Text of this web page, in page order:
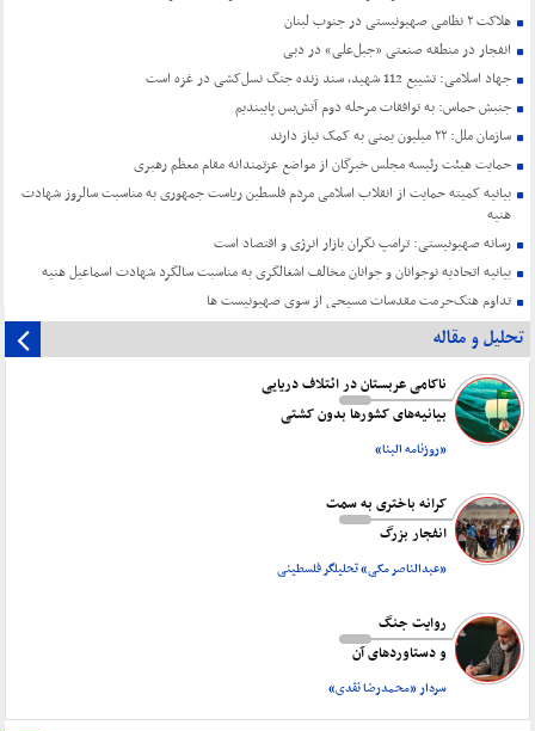
هلاکت ۲ نظامی صهیونیستی در جنوب لبنان
انفجار در منطقه صنعتی «جبل‌علی» در دبی
جهاد اسلامی: تشییع 112 شهید، سند زنده جنگ نسل‌کشی در غزه است
جنبش حماس: به توافقات مرحله دوم آتش‌بس پایبندیم
سازمان ملل: ۲۲ میلیون یمنی به کمک نیاز دارند
حمایت هیئت رئیسه مجلس خبرگان از مواضع عزتمندانه مقام معظم رهبری
بیانیه کمیته حمایت از انقلاب اسلامی مردم فلسطین ریاست جمهوری به مناسبت سالروز شهادت
هنیه
رسانه صهیونیستی: ترامپ نگران بازار انرژی و اقتصاد است
بیانیه اتحادیه نوجوانان و جوانان مخالف اشغالگری به مناسبت سالگرد شهادت اسماعیل هنیه
تداوم هتک‌حرمت مقدسات مسیحی از سوی صهیونیست ها
تحلیل و مقاله
ناکامی عربستان در ائتلاف دریایی
بیانیه‌های کشورها بدون کشتی
«روزنامه البنا»
کرانه باختری به سمت
انفجار بزرگ
«عبدالناصر مکی» تحلیلگر فلسطینی
روایت جنگ
و دستاورد‌های آن
سردار «محمدرضا نقدی»